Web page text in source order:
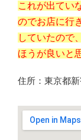
これが出てい
のでお店に行
していたので
ほうが良いと
住所：東京都